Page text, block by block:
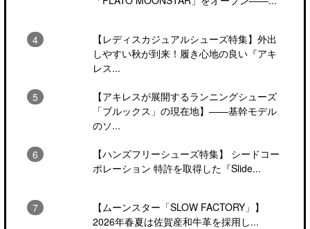
【レディスカジュアルシューズ特集】外出
しやすい秋が到来！履き心地の良い『アキ
レス...
【アキレスが展開するランニングシューズ
「ブルックス」の現在地】――基幹モデル
のソ...
【ハンズフリーシューズ特集】 シードコー
ポレーション 特許を取得した『Slide...
【ムーンスター「SLOW FACTORY」】
2026年春夏は佐賀産和牛革を採用し...